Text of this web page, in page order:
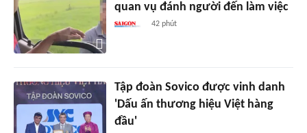
quan vụ đánh người đến làm việc
42 phút
Tập đoàn Sovico được vinh danh
'Dấu ấn thương hiệu Việt hàng
đầu'